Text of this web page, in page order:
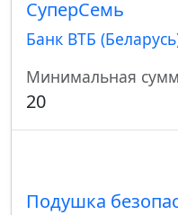
СуперСемь
Банк ВТБ
Минимальная
20
Подушка